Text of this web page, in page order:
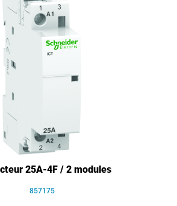
25A-4F / 2 modules
857175